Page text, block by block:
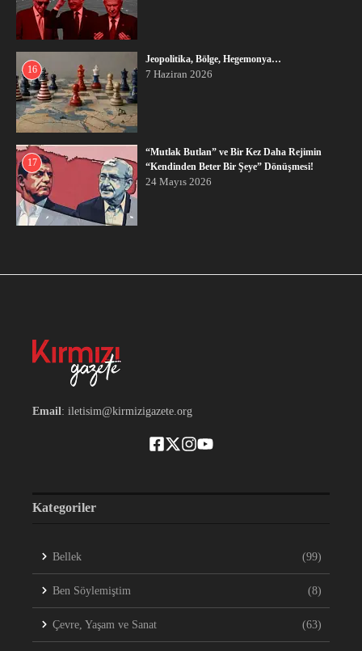
16
Jeopolitika, Bölge, Hegemonya…
7 Haziran 2026
17
“Mutlak Butlan” ve Bir Kez Daha Rejimin
“Kendinden Beter Bir Şeye” Dönüşmesi!
24 Mayıs 2026
Email : iletisim@kirmizigazete.org
Kategoriler
Bellek (99)
Ben Söylemiştim (8)
Çevre, Yaşam ve Sanat (63)